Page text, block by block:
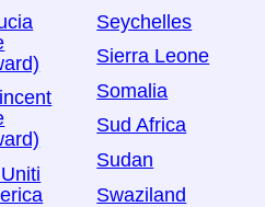
Seychelles
Sierra Leone
Somalia
Sud Africa
Sudan
Swaziland